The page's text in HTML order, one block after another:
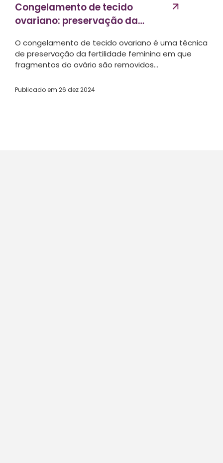
Congelamento de tecido
ovariano: preservação da
complexos...
O congelamento de tecido ovariano é uma técnica
de preservação da fertilidade feminina em que
fragmentos do ovário são removidos...
Publicado em 26 dez 2024